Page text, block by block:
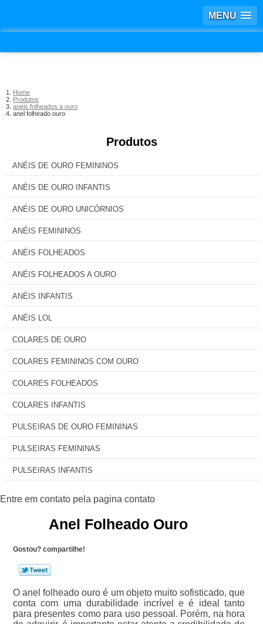
MENU
Home
Produtos
anéis folheados a ouro
anel folheado ouro
Produtos
ANÉIS DE OURO FEMININOS
ANÉIS DE OURO INFANTIS
ANÉIS DE OURO UNICÓRNIOS
ANÉIS FEMININOS
ANÉIS FOLHEADOS
ANÉIS FOLHEADOS A OURO
ANÉIS INFANTIS
ANÉIS LOL
COLARES DE OURO
COLARES FEMININOS COM OURO
COLARES FOLHEADOS
COLARES INFANTIS
PULSEIRAS DE OURO FEMININAS
PULSEIRAS FEMININAS
PULSEIRAS INFANTIS
Anel Folheado Ouro
Gostou? compartilhe!
O anel folheado ouro é um objeto muito sofisticado, que
conta com uma durabilidade incrível e é ideal tanto
para presentes como para uso pessoal. Porém, na hora